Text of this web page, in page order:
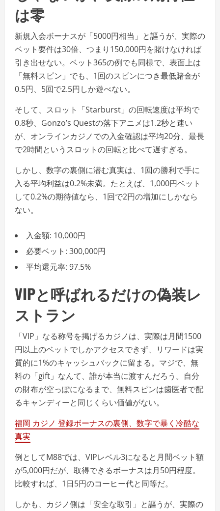
は零
新規入会ボーナスが「5000円相当」と謳うが、実際の
ベット要件は30倍、つまり150,000円を賭けなければ
引き出せない。ベット365の例でも同様で、表面上は
「無料スピン」でも、1回のスピンにつき最低賭金が
0.5円、5回で2.5円しか遊べない。
そして、スロット「Starburst」の回転速度は平均で
0.8秒、Gonzo’s Questの落下アニメは1.2秒と速い
が、オンラインカジノでの入金確認は平均20分、最長
で2時間というスロットの回転と比べて遅すぎる。
しかし、数字の裏側に潜む真実は、1回の勝利で手に
入る平均利益は0.2%未満。たとえば、1,000円ベット
して0.2%の期待値なら、1回で2円の増加にしかなら
ない。
入金額: 10,000円
必要ベット: 300,000円
平均還元率: 97.5%
VIPと呼ばれるだけの偽装レ
ストラン
「VIP」なる称号を掲げるカジノは、実際は月間1500
円以上のベットでしかアクセスできず、リワードは実
質的に1%のキャッシュバックに留まる。マジで、無
料の「gift」なんて、誰が本当に渡すんだろう。自分
の財布が空っぽになるまで、無料スピンは歯医者で配
るキャンディーと同じくらい価値がない。
福岡 カジノ 登録ボーナスの裏側、数字で暴く冷酷な
真実
例としてM88では、VIPレベル3になると月間ベット額
が5,000円だが、取得できるボーナスは月50円程度。
比較すれば、1日5円のコーヒー代と同等だ。
しかも、カジノ側は「安全な取引」と謳うが、実際の